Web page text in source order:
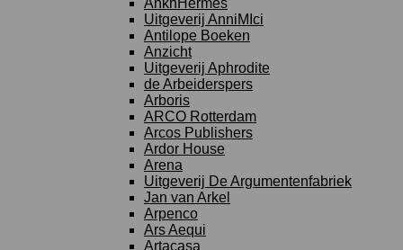
AnkhHermes
Uitgeverij AnniMIci
Antilope Boeken
Anzicht
Uitgeverij Aphrodite
de Arbeiderspers
Arboris
ARCO Rotterdam
Arcos Publishers
Ardor House
Arena
Uitgeverij De Argumentenfabriek
Jan van Arkel
Arpenco
Ars Aequi
Artacasa